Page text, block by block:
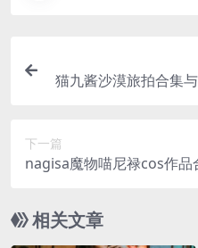
猫九酱沙漠旅拍合集
下一篇
nagisa魔物喵尼禄cos作品
相关文章